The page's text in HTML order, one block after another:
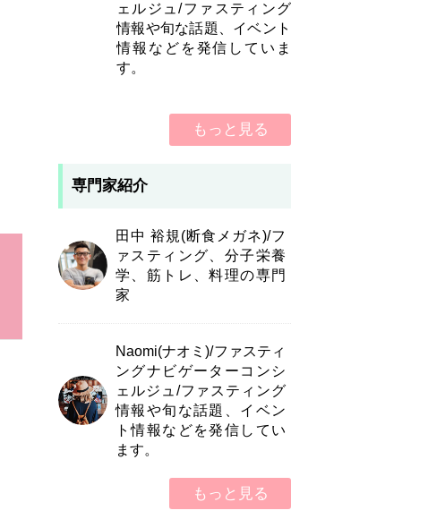
ェルジュ/ファスティング
情報や旬な話題、イベント
情報などを発信していま
す。
もっと見る
専門家紹介
田中 裕規(断食メガネ)/フ
ァスティング、分子栄養
学、筋トレ、料理の専門
家
Naomi(ナオミ)/ファスティ
ングナビゲーターコンシ
ェルジュ/ファスティング
情報や旬な話題、イベン
ト情報などを発信してい
ます。
もっと見る